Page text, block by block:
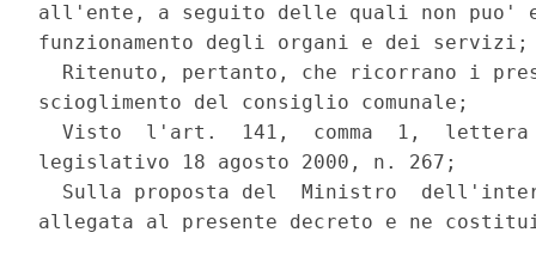
all'ente, a seguito delle quali non puo'
funzionamento degli organi e dei
Ritenuto, pertanto, che ricorrano i
scioglimento del consiglio comunale;
Visto  l'art.  141,  comma  1,
legislativo 18 agosto 2000, n. 267;
Sulla proposta del  Ministro
allegata al presente decreto e ne